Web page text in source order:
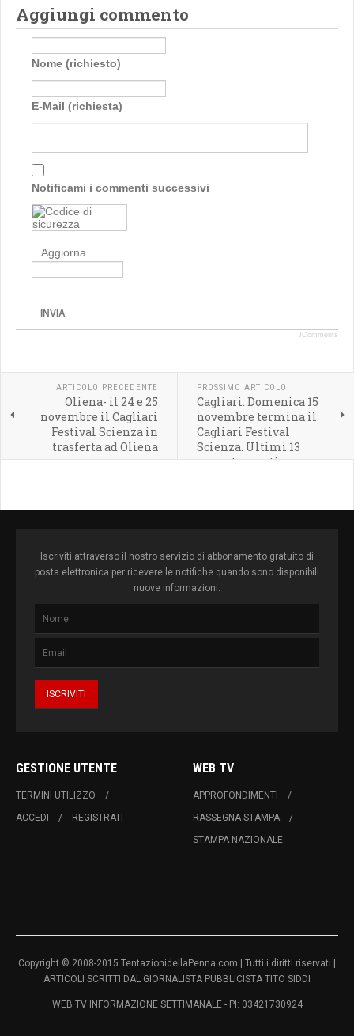
Aggiungi commento
Nome (richiesto)
E-Mail (richiesta)
Notificami i commenti successivi
Aggiorna
INVIA
JComments
ARTICOLO PRECEDENTE
Oliena- il 24 e 25
novembre il Cagliari
Festival Scienza in
trasferta ad Oliena
PROSSIMO ARTICOLO
Cagliari. Domenica 15
novembre termina il
Cagliari Festival
Scienza. Ultimi 13
appuntamenti
Iscriviti attraverso il nostro servizio di abbonamento gratuito di
posta elettronica per ricevere le notifiche quando sono disponibili
nuove informazioni.
GESTIONE UTENTE
TERMINI UTILIZZO
ACCEDI
REGISTRATI
WEB TV
APPROFONDIMENTI
RASSEGNA STAMPA
STAMPA NAZIONALE
Copyright © 2008-2015 TentazionidellaPenna.com | Tutti i diritti riservati |
ARTICOLI SCRITTI DAL GIORNALISTA PUBBLICISTA TITO SIDDI
WEB TV INFORMAZIONE SETTIMANALE - PI: 03421730924